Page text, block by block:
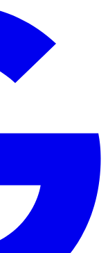
cả thị trường và kiến
giá cả, kỹ thuật